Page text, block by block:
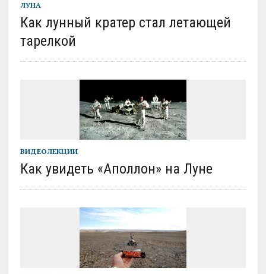
ЛУНА
Как лунный кратер стал летающей
тарелкой
ВИДЕОЛЕКЦИИ
Как увидеть «Аполлон» на Луне